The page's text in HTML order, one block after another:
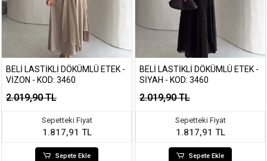
BELI LASTIKLI DÖKÜMLÜ ETEK -
VIZON - KOD: 3460
2.019,90 TL
Sepetteki Fiyat
1.817,91 TL
Sepete Ekle
BELI LASTIKLI DÖKÜMLÜ ETEK -
SIYAH - KOD: 3460
2.019,90 TL
Sepetteki Fiyat
1.817,91 TL
Sepete Ekle